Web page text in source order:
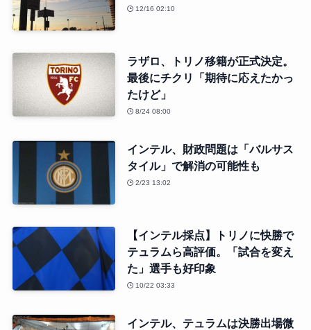
12/16 02:10
ラザロ、トリノ移籍が正式決定。
最後にチクリ「期待に応えたかっ
たけど」
8/24 08:00
インテル、財政問題は「バルサス
タイル」で解消の可能性も
2/23 13:02
【インテル採点】トリノに快勝で
テュラムら高評価。「試合を変え
た」選手も好印象
10/22 03:33
インテル、テュラムは決勝出場微